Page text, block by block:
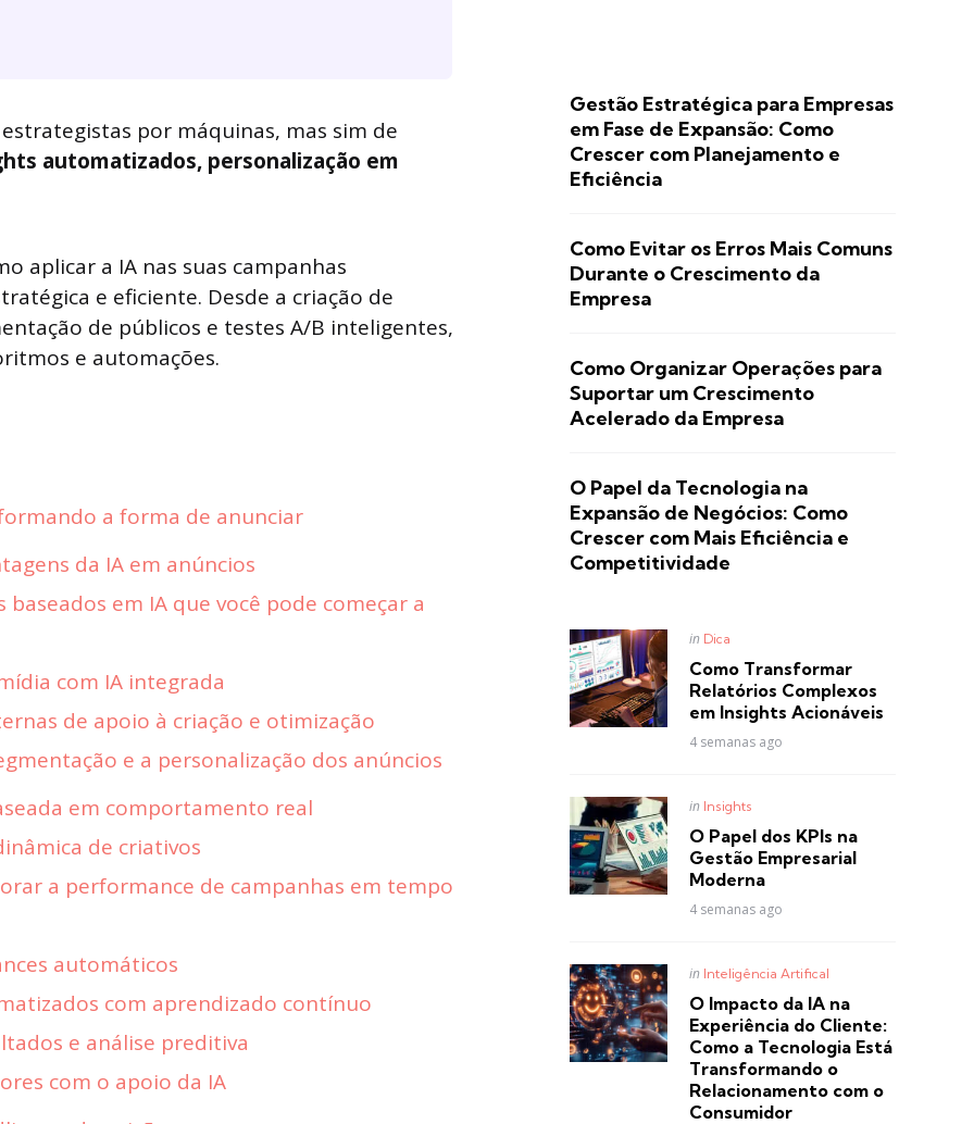
por máquinas, mas sim de
automatizados, personalização em
aplicar a IA nas suas campanhas
e eficiente. Desde a criação de
de públicos e testes A/B inteligentes,
e automações.
a forma de anunciar
da IA em anúncios
em IA que você pode começar a
com IA integrada
de apoio à criação e otimização
e a personalização dos anúncios
em comportamento real
de criativos
a performance de campanhas em tempo
automáticos
com aprendizado contínuo
e análise preditiva
com o apoio da IA
Gestão Estratégica para Empresas
em Fase de Expansão: Como
Crescer com Planejamento e
Eficiência
Como Evitar os Erros Mais Comuns
Durante o Crescimento da
Empresa
Como Organizar Operações para
Suportar um Crescimento
Acelerado da Empresa
O Papel da Tecnologia na
Expansão de Negócios: Como
Crescer com Mais Eficiência e
Competitividade
Posted
in Dica
Como Transformar
Relatórios Complexos
em Insights Acionáveis
4 semanas ago
Posted
in Insights
O Papel dos KPIs na
Gestão Empresarial
Moderna
4 semanas ago
Posted
in Inteligência Artifical
O Impacto da IA na
Experiência do Cliente:
Como a Tecnologia Está
Transformando o
Relacionamento com o
Consumidor